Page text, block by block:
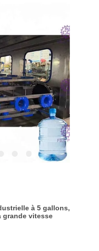
à 5 gallons,
grande vitesse